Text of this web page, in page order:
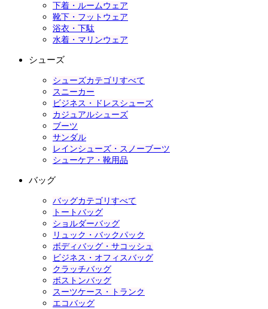
下着・ルームウェア
靴下・フットウェア
浴衣・下駄
水着・マリンウェア
シューズ
シューズカテゴリすべて
スニーカー
ビジネス・ドレスシューズ
カジュアルシューズ
ブーツ
サンダル
レインシューズ・スノーブーツ
シューケア・靴用品
バッグ
バッグカテゴリすべて
トートバッグ
ショルダーバッグ
リュック・バックパック
ボディバッグ・サコッシュ
ビジネス・オフィスバッグ
クラッチバッグ
ボストンバッグ
スーツケース・トランク
エコバッグ